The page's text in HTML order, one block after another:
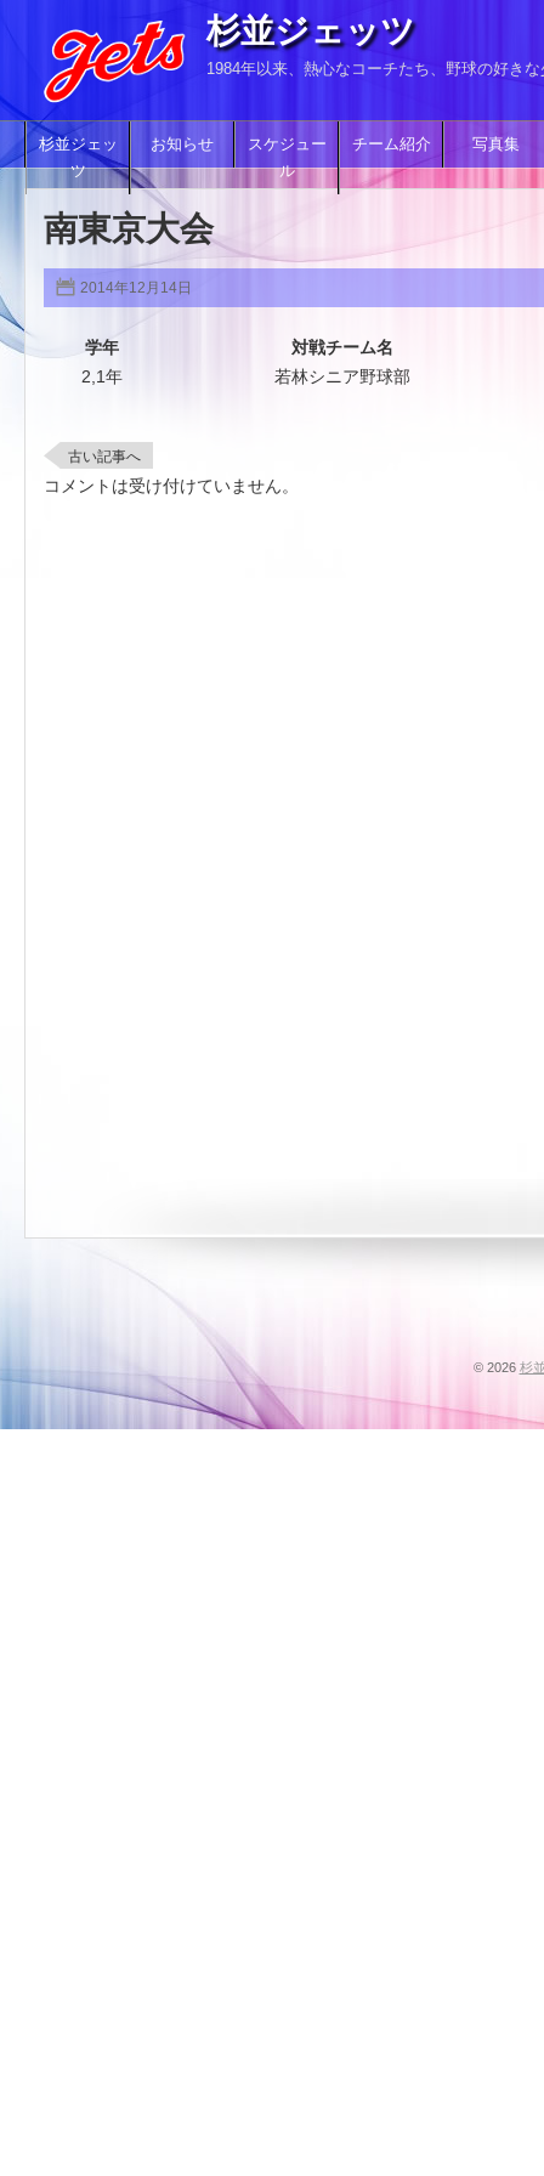
杉並ジェッツ
1984年以来、熱心なコーチたち、野球の好き
杉並ジェッ
ツ
お知らせ
スケジュー
ル
チーム紹介 写真集
南東京大会
2014年12月14日
学年
対戦チーム名
2,1年
若林シニア野球部
古い記事へ
コメントは受け付けていません。
© 2026 杉